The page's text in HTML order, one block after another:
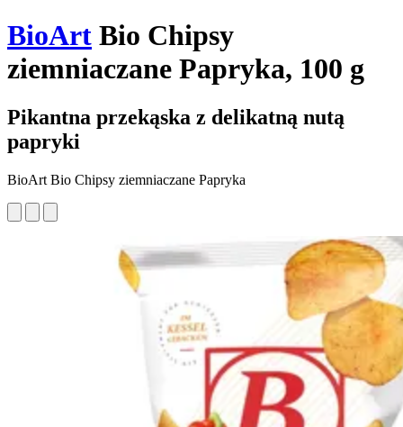
BioArt Bio Chipsy
ziemniaczane Papryka, 100 g
Pikantna przekąska z delikatną nutą
papryki
BioArt Bio Chipsy ziemniaczane Papryka